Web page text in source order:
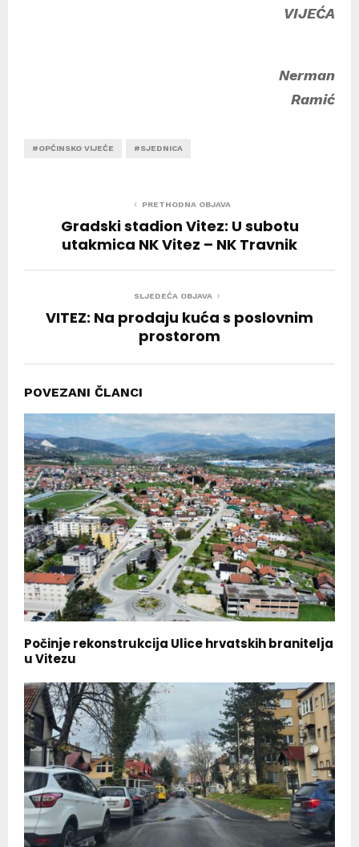
VIJEĆA
Nerman
Ramić
#OPĆINSKO VIJEĆE #SJEDNICA
PRETHODNA OBJAVA
Gradski stadion Vitez: U subotu
utakmica NK Vitez – NK Travnik
SLJEDEĆA OBJAVA
VITEZ: Na prodaju kuća s poslovnim
prostorom
POVEZANI ČLANCI
Počinje rekonstrukcija Ulice hrvatskih branitelja
u Vitezu